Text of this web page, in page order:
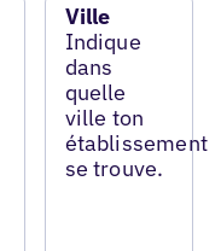
Ville
Indique
dans
quelle
ville ton
établissement
se trouve.